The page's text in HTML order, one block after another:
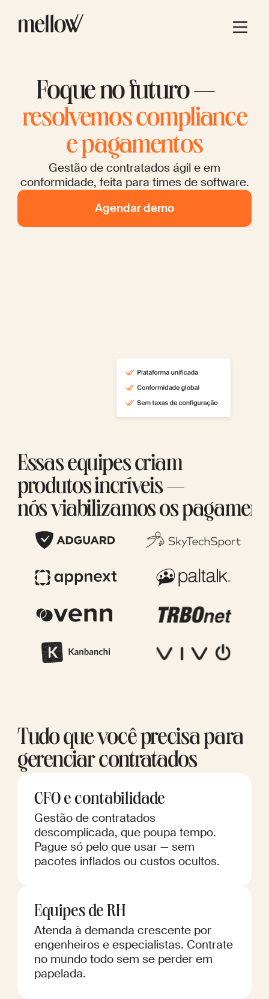
Foque no futuro —
resolvemos compliance
e pagamentos
Gestão de contratados ágil e em
conformidade, feita para times de software.
Agendar demo
Essas equipes criam
produtos incríveis —
nós viabilizamos os
Tudo que você precisa para
gerenciar contratados
CFO e contabilidade
Gestão de contratados
descomplicada, que poupa tempo.
Pague só pelo que usar — sem
pacotes inflados ou custos ocultos.
Equipes de RH
Atenda à demanda crescente por
engenheiros e especialistas. Contrate
no mundo todo sem se perder em
papelada.